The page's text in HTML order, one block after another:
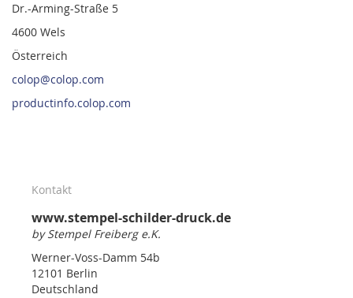
Dr.-Arming-Straße 5
4600 Wels
Österreich
colop@colop.com
productinfo.colop.com
Kontakt
www.stempel-schilder-druck.de
by Stempel Freiberg e.K.
Werner-Voss-Damm 54b
12101 Berlin
Deutschland